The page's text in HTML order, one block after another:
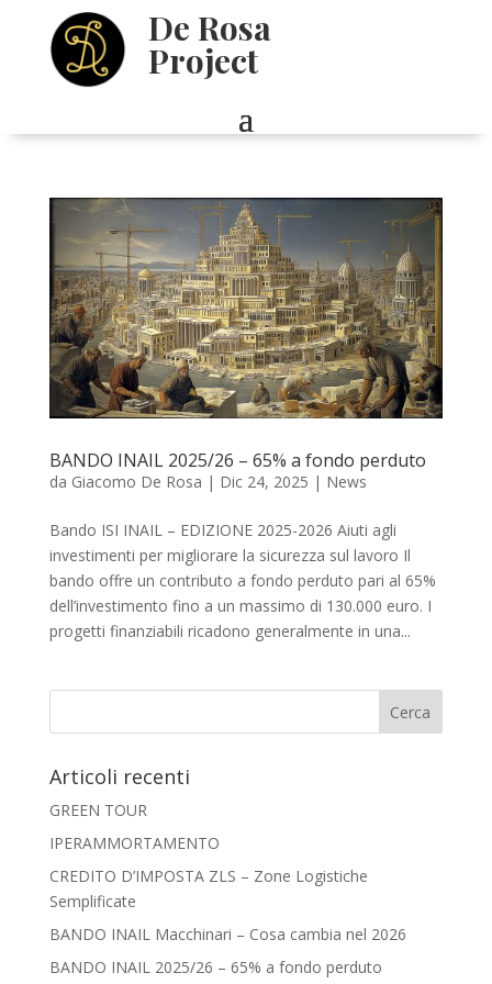
De Rosa
Project
BANDO INAIL 2025/26 – 65% a fondo perduto
da Giacomo De Rosa | Dic 24, 2025 | News
Bando ISI INAIL – EDIZIONE 2025-2026 Aiuti agli
investimenti per migliorare la sicurezza sul lavoro Il
bando offre un contributo a fondo perduto pari al 65%
dell’investimento fino a un massimo di 130.000 euro. I
progetti finanziabili ricadono generalmente in una...
Articoli recenti
GREEN TOUR
IPERAMMORTAMENTO
CREDITO D’IMPOSTA ZLS – Zone Logistiche
Semplificate
BANDO INAIL Macchinari – Cosa cambia nel 2026
BANDO INAIL 2025/26 – 65% a fondo perduto